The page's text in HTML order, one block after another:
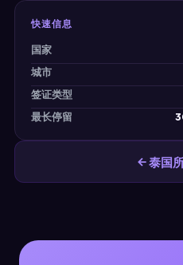
快速信息
国家
城市
签证类型
最长停留
泰国